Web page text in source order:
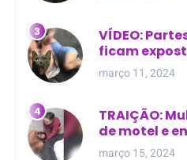
VÍDEO:
ficam
Manaus
março 11, 2024
TRAIÇÃO:
de motel e
com outra
março 15, 2024